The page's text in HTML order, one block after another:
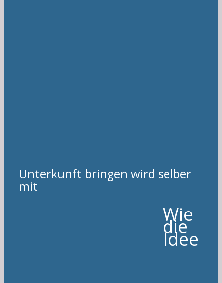
Unterkunft bringen wird selber
mit
Wie
die
Idee